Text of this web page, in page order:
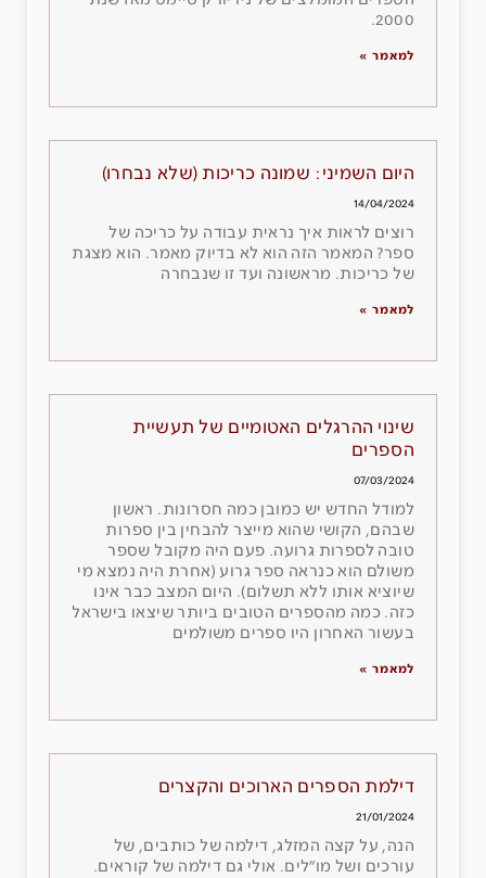
2000.
למאמר »
היום השמיני: שמונה כריכות (שלא נבחרו)
14/04/2024
רוצים לראות איך נראית עבודה על כריכה של
ספר? המאמר הזה הוא לא בדיוק מאמר. הוא מצגת
של כריכות. מראשונה ועד זו שנבחרה
למאמר »
שינוי ההרגלים האטומיים של תעשיית
הספרים
07/03/2024
למודל החדש יש כמובן כמה חסרונות. ראשון
שבהם, הקושי שהוא מייצר להבחין בין ספרות
טובה לספרות גרועה. פעם היה מקובל שספר
משולם הוא כנראה ספר גרוע (אחרת היה נמצא מי
שיוציא אותו ללא תשלום). היום המצב כבר אינו
כזה. כמה מהספרים הטובים ביותר שיצאו בישראל
בעשור האחרון היו ספרים משולמים
למאמר »
דילמת הספרים הארוכים והקצרים
21/01/2024
הנה, על קצה המזלג, דילמה של כותבים, של
עורכים ושל מו״לים. אולי גם דילמה של קוראים.